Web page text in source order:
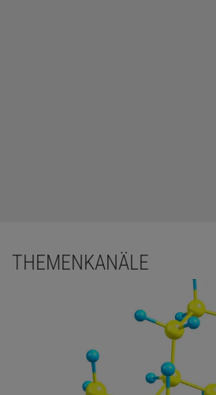
THEMENKANÄLE